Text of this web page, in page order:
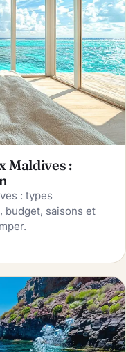
Maldives :
: types
budget, saisons et